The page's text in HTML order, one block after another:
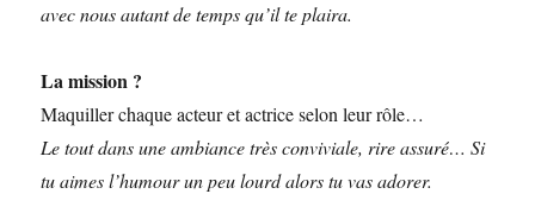
avec nous autant de temps qu’il te plaira.
La mission ?
Maquiller chaque acteur et actrice selon leur rôle…
Le tout dans une ambiance très conviviale, rire assuré… Si
tu aimes l’humour un peu lourd alors tu vas adorer.